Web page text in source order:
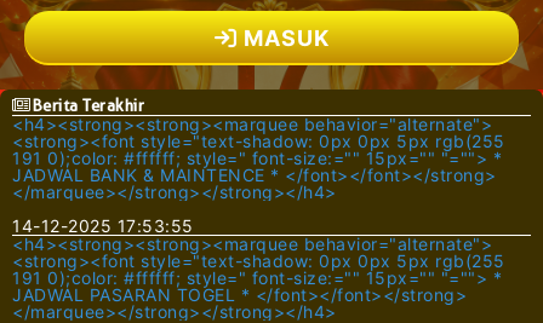
MASUK
Berita Terakhir
<h4><strong><strong><marquee behavior="alternate">
<strong><font style="text-shadow: 0px 0px 5px rgb(255
191 0);color: #ffffff; style=" font-size:="" 15px="" "=""> *
JADWAL BANK & MAINTENCE * </font></font></strong>
</marquee></strong></strong></h4>
14-12-2025 17:53:55
<h4><strong><strong><marquee behavior="alternate">
<strong><font style="text-shadow: 0px 0px 5px rgb(255
191 0);color: #ffffff; style=" font-size:="" 15px="" "=""> *
JADWAL PASARAN TOGEL * </font></font></strong>
</marquee></strong></strong></h4>